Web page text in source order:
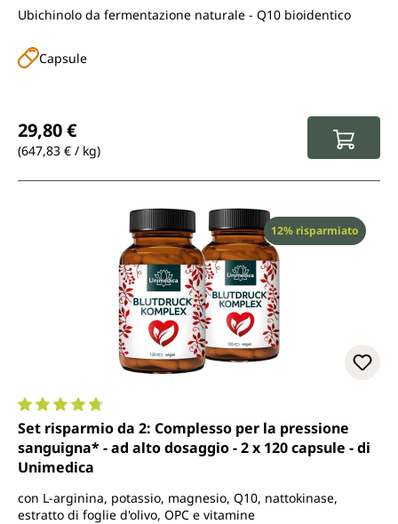
Ubichinolo da fermentazione naturale - Q10 bioidentico
Capsule
29,80 €
(647,83 € / kg)
Sconto
12% risparmiato
Valutazione media di 4.7 su 5 stelle
Set risparmio da 2: Complesso per la pressione
sanguigna* - ad alto dosaggio - 2 x 120 capsule - di
Unimedica
con L-arginina, potassio, magnesio, Q10, nattokinase,
estratto di foglie d'olivo, OPC e vitamine